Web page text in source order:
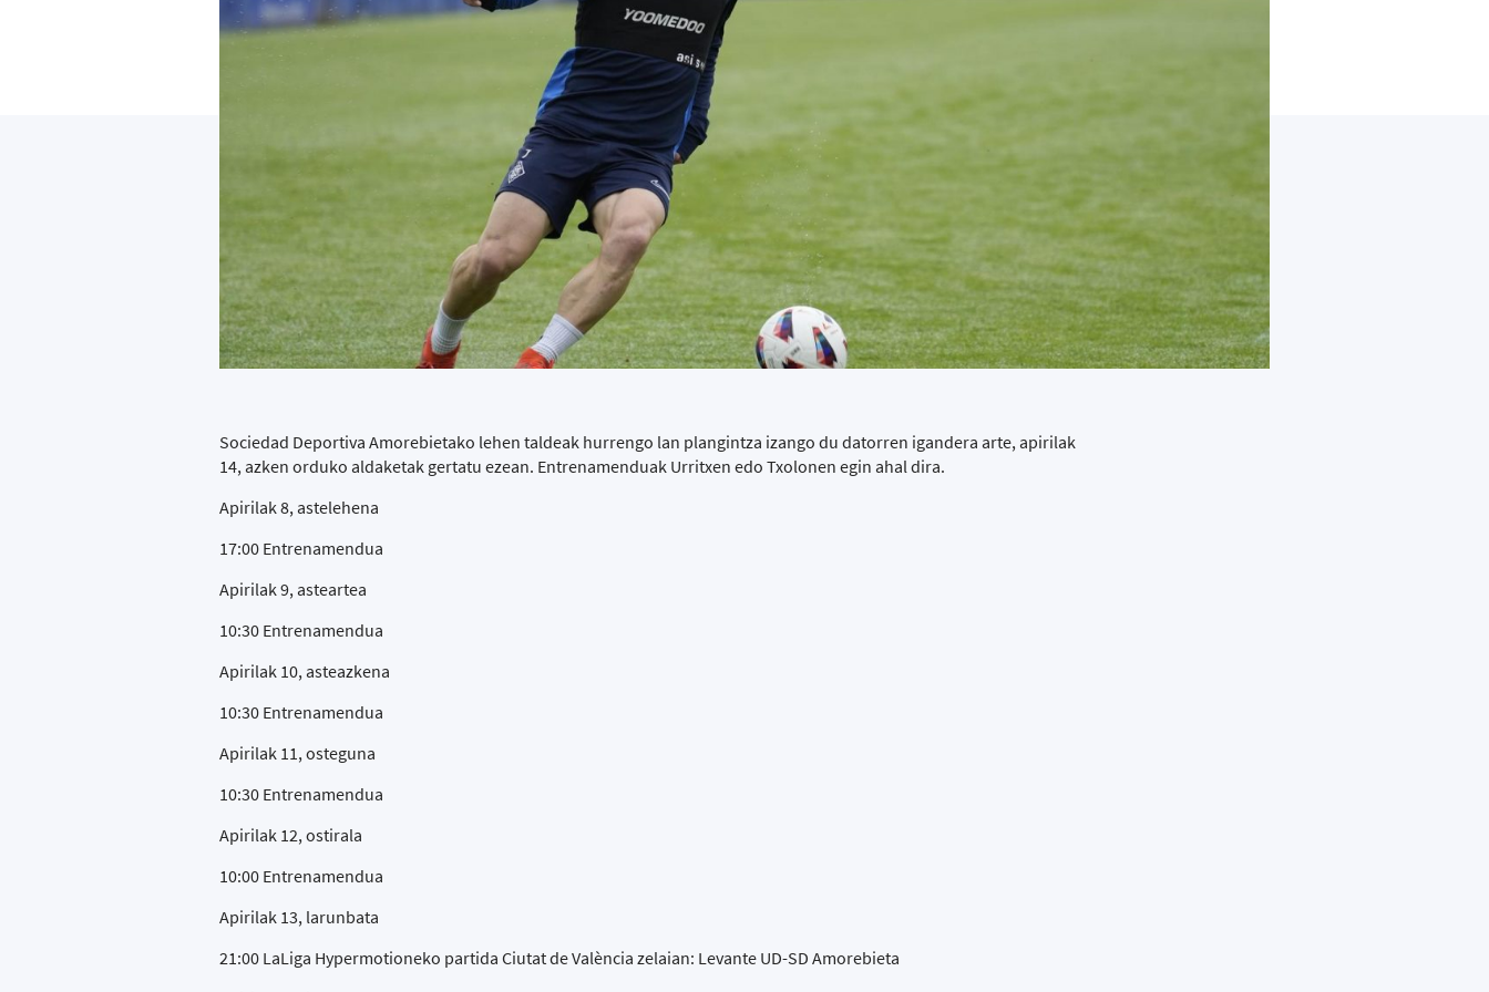
Sociedad Deportiva Amorebietako lehen taldeak hurrengo lan plangintza izango du datorren igandera arte, apirilak
14, azken orduko aldaketak gertatu ezean. Entrenamenduak Urritxen edo Txolonen egin ahal dira.
Apirilak 8, astelehena
17:00 Entrenamendua
Apirilak 9, asteartea
10:30 Entrenamendua
Apirilak 10, asteazkena
10:30 Entrenamendua
Apirilak 11, osteguna
10:30 Entrenamendua
Apirilak 12, ostirala
10:00 Entrenamendua
Apirilak 13, larunbata
21:00 LaLiga Hypermotioneko partida Ciutat de València zelaian: Levante UD-SD Amorebieta